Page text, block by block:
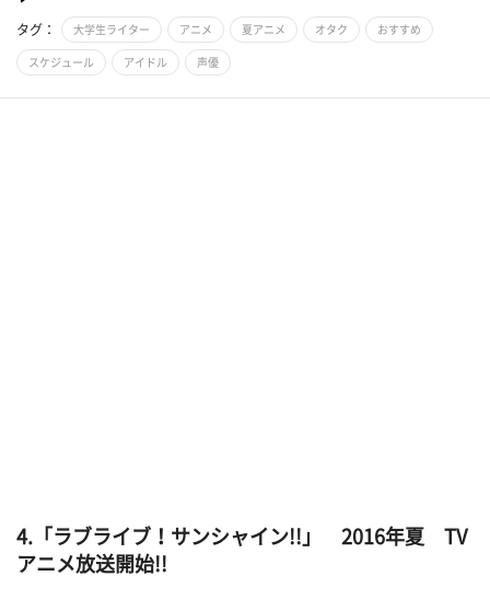
タグ： 大学生ライター アニメ 夏アニメ オタク おすすめ
スケジュール アイドル 声優
4.「ラブライブ！サンシャイン!!」 2016年夏 TV
アニメ放送開始!!